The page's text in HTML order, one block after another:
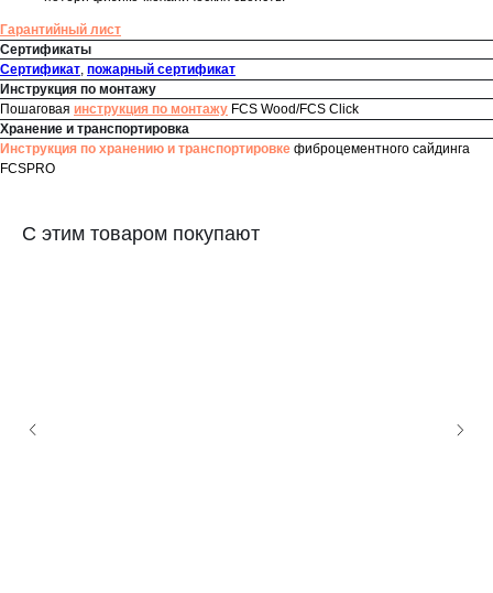
Гарантийный лист
Сертификаты
Сертификат, пожарный сертификат
Инструкция по монтажу
Пошаговая инструкция по монтажу FCS Wood/FCS Click
Хранение и транспортировка
Инструкция по хранению и транспортировке фиброцементного сайдинга
FCSPRO
С этим товаром покупают